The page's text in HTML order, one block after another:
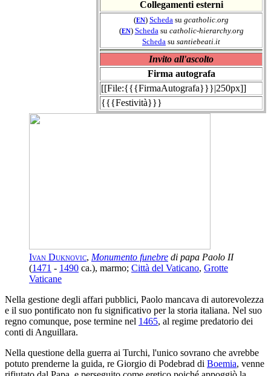
Collegamenti esterni
(EN) Scheda su gcatholic.org
(EN) Scheda su catholic-hierarchy.org
Scheda su santiebeati.it
Invito all'ascolto
Firma autografa
[[File:{{{FirmaAutografa}}}|250px]]
{{{Festività}}}
Ivan Duknovic, Monumento funebre di papa Paolo II
(1471 - 1490 ca.), marmo; Città del Vaticano, Grotte
Vaticane
Nella gestione degli affari pubblici, Paolo mancava di autorevolezza
e il suo pontificato non fu significativo per la storia italiana. Nel suo
regno comunque, pose termine nel 1465, al regime predatorio dei
conti di Anguillara.
Nella questione della guerra ai Turchi, l'unico sovrano che avrebbe
potuto prenderne la guida, re Giorgio di Podebrad di Boemia, venne